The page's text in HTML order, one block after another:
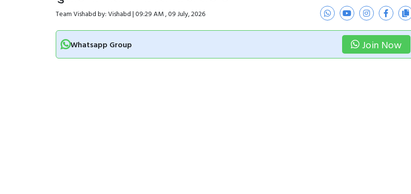
Team Vishabd by: Vishabd | 09:29 AM , 09 July, 2026
Whatsapp Group Join Now